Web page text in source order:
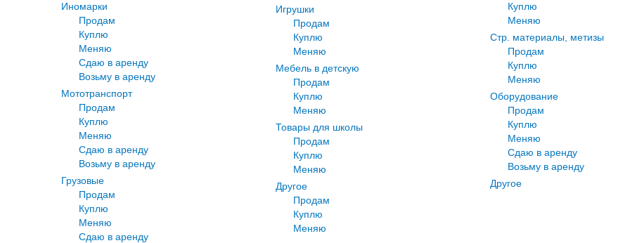
Иномарки
Продам
Куплю
Меняю
Сдаю в аренду
Возьму в аренду
Мототранспорт
Продам
Куплю
Меняю
Сдаю в аренду
Возьму в аренду
Грузовые
Продам
Куплю
Меняю
Сдаю в аренду
Игрушки
Продам
Куплю
Меняю
Мебель в детскую
Продам
Куплю
Меняю
Товары для школы
Продам
Куплю
Меняю
Другое
Продам
Куплю
Меняю
Куплю
Меняю
Стр. материалы, метизы
Продам
Куплю
Меняю
Оборудование
Продам
Куплю
Меняю
Сдаю в аренду
Возьму в аренду
Другое